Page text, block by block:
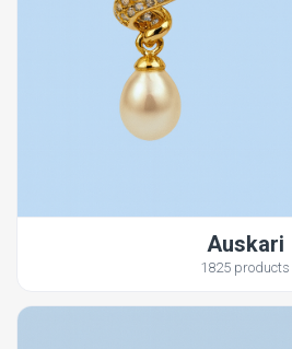
Auskari
1825 products